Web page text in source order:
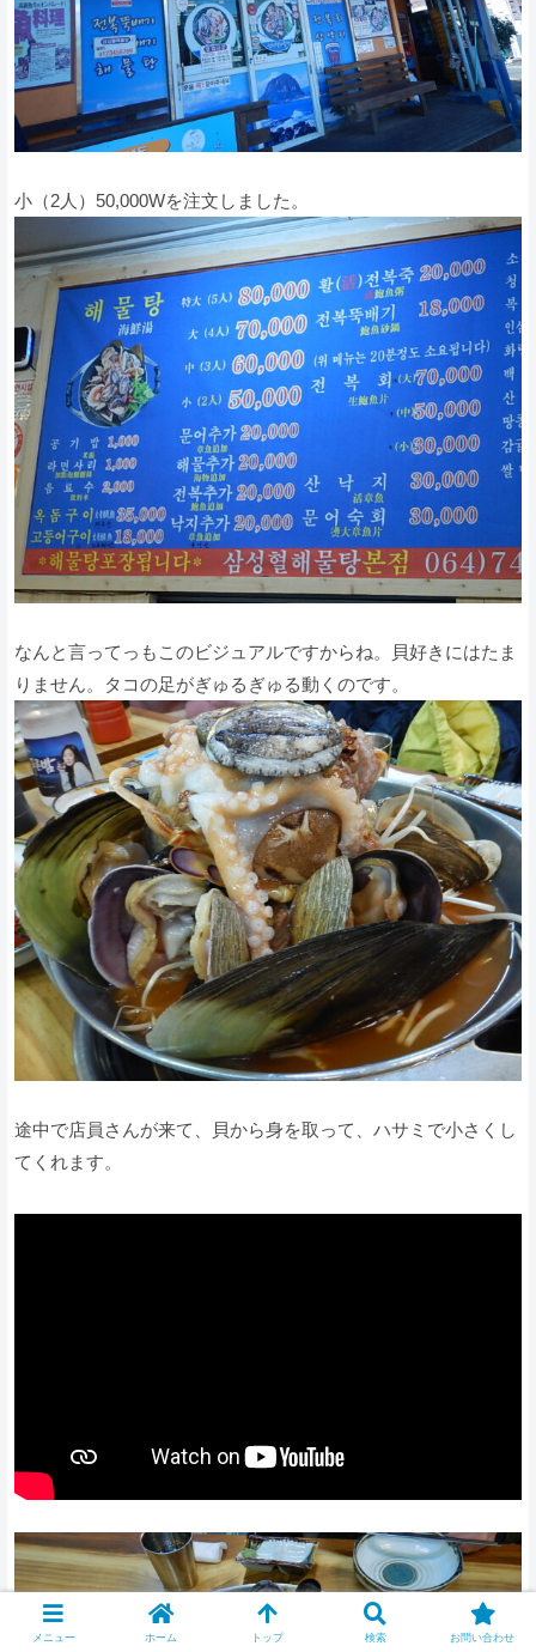
小（2人）50,000Wを注文しました。
なんと言ってっもこのビジュアルですからね。貝好きにはたま
りません。タコの足がぎゅるぎゅる動くのです。
途中で店員さんが来て、貝から身を取って、ハサミで小さくし
てくれます。
メニュー ホーム トップ 検索 お問い合わせ